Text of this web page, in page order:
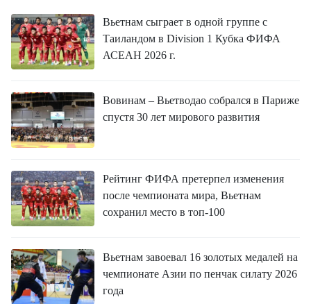
Вьетнам сыграет в одной группе с
Таиландом в Division 1 Кубка ФИФА
АСЕАН 2026 г.
Вовинам – Вьетводао собрался в Париже
спустя 30 лет мирового развития
Рейтинг ФИФА претерпел изменения
после чемпионата мира, Вьетнам
сохранил место в топ-100
Вьетнам завоевал 16 золотых медалей на
чемпионате Азии по пенчак силату 2026
года